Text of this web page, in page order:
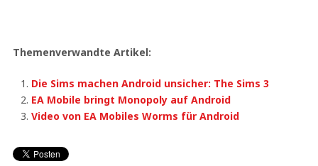
Themenverwandte Artikel:
Die Sims machen Android unsicher: The Sims 3
EA Mobile bringt Monopoly auf Android
Video von EA Mobiles Worms für Android